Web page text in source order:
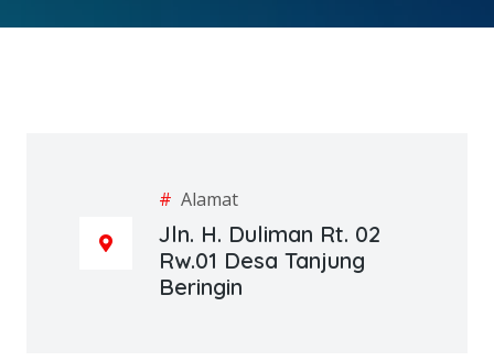
# Alamat
Jln. H. Duliman Rt. 02
Rw.01 Desa Tanjung
Beringin